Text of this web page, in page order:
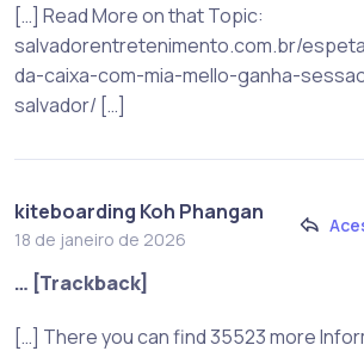
[…] Read More on that Topic:
salvadorentretenimento.com.br/
da-caixa-com-mia-mello-ganha-
salvador/ […]
kiteboarding Koh Phangan
18 de janeiro de 2026
… [Trackback]
[…] There you can find 35523 more